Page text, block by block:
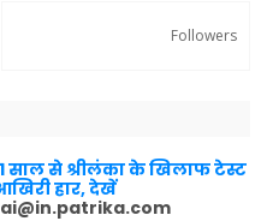
Followers
साल से श्रीलंका के खिलाफ टेस्ट
हार, देखें